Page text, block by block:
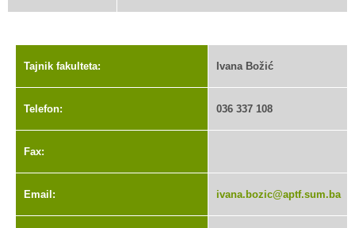
Tajnik fakulteta: Ivana Božić
Telefon: 036 337 108
Fax:
Email: ivana.bozic@aptf.sum.ba